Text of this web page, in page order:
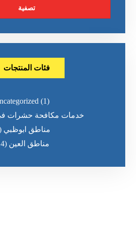
تصفية
فئات المنتجات
(1)
خدمات مكافحة حشرات
مناطق ابوظبي
مناطق العين (14)